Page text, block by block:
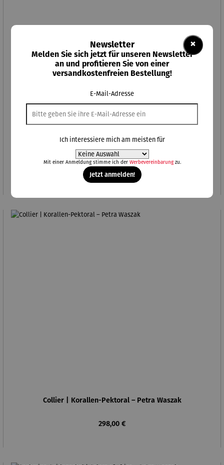
Perlencollier | Hawaii – Petra Waszak
Regulärer Preis:
259,00 €
Collier | Korallen-Pektoral – Petra Waszak
Regulärer Preis:
298,00 €
×
Newsletter
Melden Sie sich jetzt für unseren Newsletter
an und profitieren Sie von einer
versandkostenfreien Bestellung!
E-Mail-Adresse
Ich interessiere mich am meisten für
Mit einer Anmeldung stimme ich der Werbevereinbarungzu.
Jetzt anmelden!